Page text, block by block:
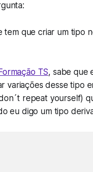
tem que criar um tipo
Formação TS, sabe que
variações desse tipo
repeat yourself)
eu digo um tipo